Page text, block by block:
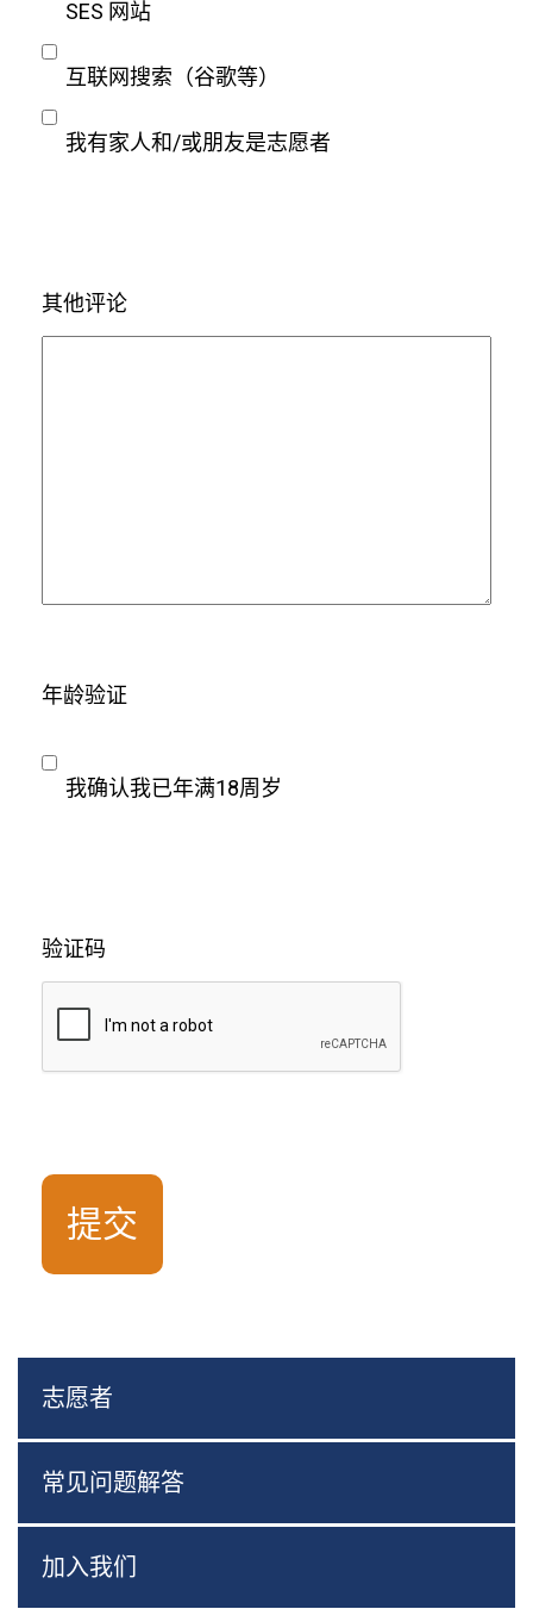
SES 网站
互联网搜索（谷歌等）
我有家人和/或朋友是志愿者
其他评论
年龄验证
我确认我已年满18周岁
验证码
志愿者
常见问题解答
加入我们